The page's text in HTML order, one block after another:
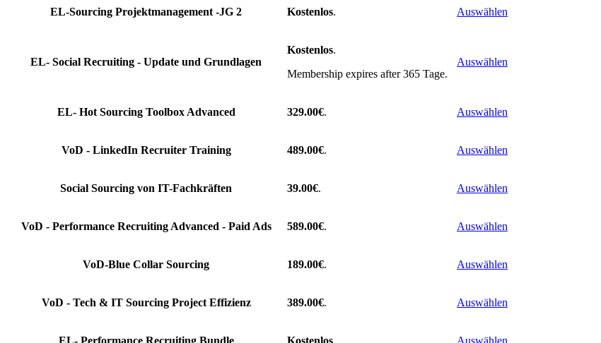
EL-Sourcing Projektmanagement -JG 2 Kostenlos. Auswählen
EL- Social Recruiting - Update und Grundlagen
Kostenlos.
Membership expires after 365 Tage.
Auswählen
EL- Hot Sourcing Toolbox Advanced 329.00€. Auswählen
VoD - LinkedIn Recruiter Training 489.00€. Auswählen
Social Sourcing von IT-Fachkräften 39.00€. Auswählen
VoD - Performance Recruiting Advanced - Paid Ads 589.00€. Auswählen
VoD-Blue Collar Sourcing 189.00€. Auswählen
VoD - Tech & IT Sourcing Project Effizienz 389.00€. Auswählen
EL- Performance Recruiting Bundle Kostenlos Auswählen